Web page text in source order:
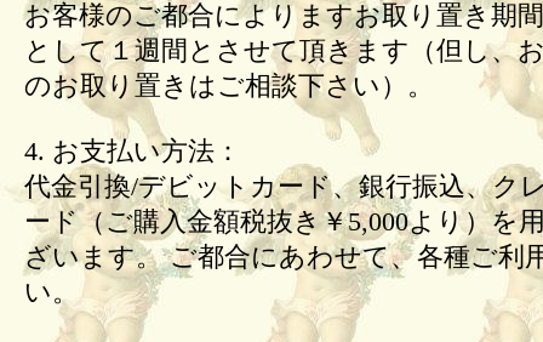
お客様のご都合によりますお取り置き期
として１週間とさせて頂きます（但し、
のお取り置きはご相談下さい）。
4. お支払い方法：
代金引換/デビットカード、銀行振込、ク
ード（ご購入金額税抜き￥5,000より）を
ざいます。 ご都合にあわせて、各種ご利
い。